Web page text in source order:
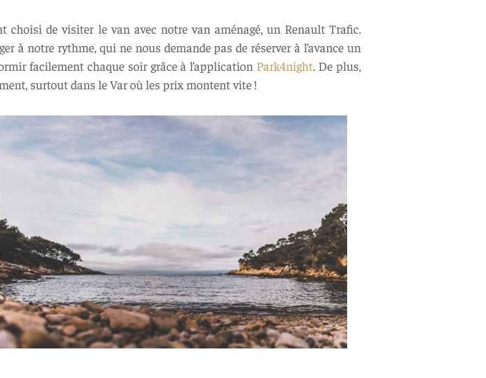
choisi de visiter le van avec notre van aménagé, un Renault Trafic.
à notre rythme, qui ne nous demande pas de réserver à l’avance un
facilement chaque soir grâce à l’application Park4night . De plus,
surtout dans le Var où les prix montent vite !